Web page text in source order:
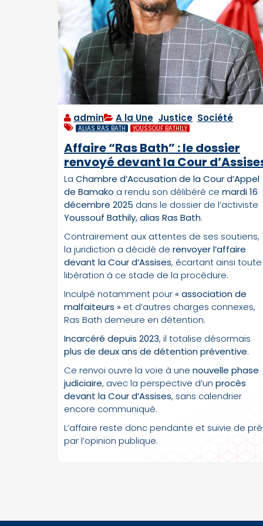
admin A la Une Justice Société
ALIAS RAS BATH YOUSSOUF BATHILY
Affaire “Ras Bath” : le dossier
renvoyé devant la Cour
La Chambre d’Accusation de la Cour d’Appel
de Bamako a rendu son délibéré ce mardi 16
décembre 2025 dans le dossier de l’activiste
Youssouf Bathily, alias Ras Bath.
Contrairement aux attentes de ses soutiens,
la juridiction a décidé de renvoyer l’affaire
devant la Cour d’Assises, écartant ainsi toute
libération à ce stade de la procédure.
Inculpé notamment pour« association de
malfaiteurs » et d’autres charges connexes,
Ras Bath demeure en détention.
Incarcéré depuis 2023, il totalise désormais
plus de deux ans de détention préventive.
Ce renvoi ouvre la voie à une nouvelle phase
judiciaire, avec la perspective d’un procès
devant la Cour d’Assises, sans calendrier
encore communiqué.
L’affaire reste donc pendante et suivie de
par l’opinion publique.